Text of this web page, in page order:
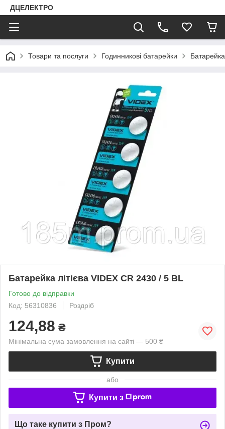
ДЦЕЛЕКТРО
Товари та послуги Годинникові батарейки
Батарейка літієва VIDEX CR 2430 / 5 BL
Готово до відправки
Код: 56310836
Роздріб
124,88 ₴
Мінімальна сума замовлення на сайті — 500 ₴
Купити
або
Купити з
Що таке купити з Пром?